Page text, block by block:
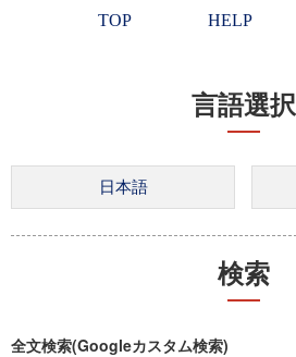
TOP HELP
言語選択
検索
全文検索(Googleカスタム検索)